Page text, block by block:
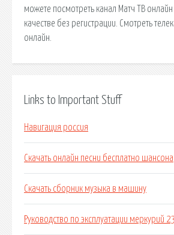
можете посмотреть канал Матч ТВ
качестве без регистрации. Смотреть
онлайн.
Links to Important Stuff
Навигация россия
Скачать онлайн песни бесплатно шансона
Скачать сборник музыка в машину
Руководство по эксплуатации меркурий